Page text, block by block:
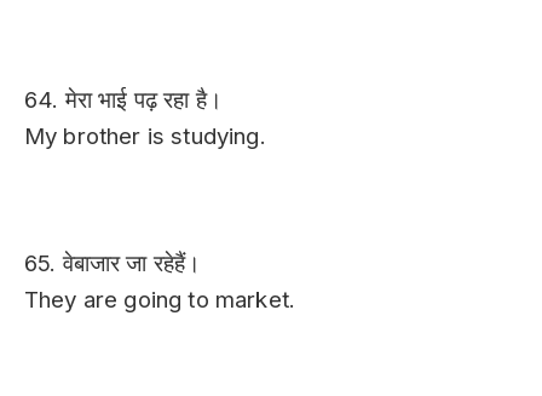
64. मेरा भाई पढ़ रहा है।
My brother is studying.
65. वेबाजार जा रहेहैं।
They are going to market.